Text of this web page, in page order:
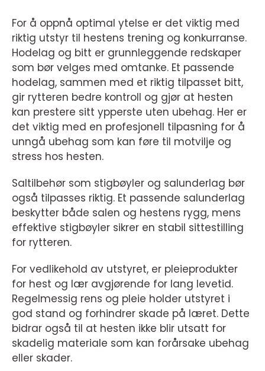
For å oppnå optimal ytelse er det viktig med
riktig utstyr til hestens trening og konkurranse.
Hodelag og bitt er grunnleggende redskaper
som bør velges med omtanke. Et passende
hodelag, sammen med et riktig tilpasset bitt,
gir rytteren bedre kontroll og gjør at hesten
kan prestere sitt ypperste uten ubehag. Her er
det viktig med en profesjonell tilpasning for å
unngå ubehag som kan føre til motvilje og
stress hos hesten.
Saltilbehør som stigbøyler og salunderlag bør
også tilpasses riktig. Et passende salunderlag
beskytter både salen og hestens rygg, mens
effektive stigbøyler sikrer en stabil sittestilling
for rytteren.
For vedlikehold av utstyret, er pleieprodukter
for hest og lær avgjørende for lang levetid.
Regelmessig rens og pleie holder utstyret i
god stand og forhindrer skade på læret. Dette
bidrar også til at hesten ikke blir utsatt for
skadelig materiale som kan forårsake ubehag
eller skader.